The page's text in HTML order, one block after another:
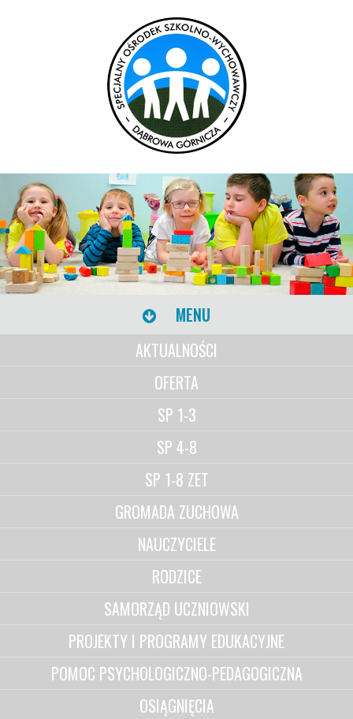
MENU
AKTUALNOŚCI
OFERTA
SP 1-3
SP 4-8
SP 1-8 ZET
GROMADA ZUCHOWA
NAUCZYCIELE
RODZICE
SAMORZĄD UCZNIOWSKI
PROJEKTY I PROGRAMY EDUKACYJNE
POMOC PSYCHOLOGICZNO-PEDAGOGICZNA
OSIĄGNIĘCIA